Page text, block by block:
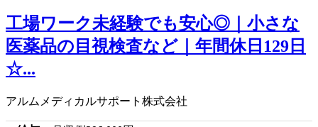
工場ワーク未経験でも安心◎｜小さな
医薬品の目視検査など｜年間休日129日
☆...
アルムメディカルサポート株式会社